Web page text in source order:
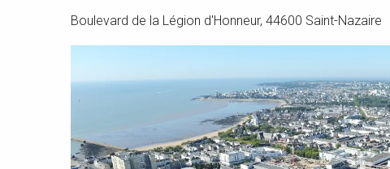
Boulevard de la Légion d'Honneur, 44600 Saint-Nazaire